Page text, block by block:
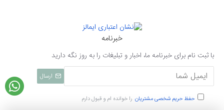
خبرنامه
با ثبت نام برای خبرنامه ما، اخبار و تبلیغات را به روز نگه دارید
ارسال
حفظ حریم شخصی مشتریان را خوانده ام و قبول دارم